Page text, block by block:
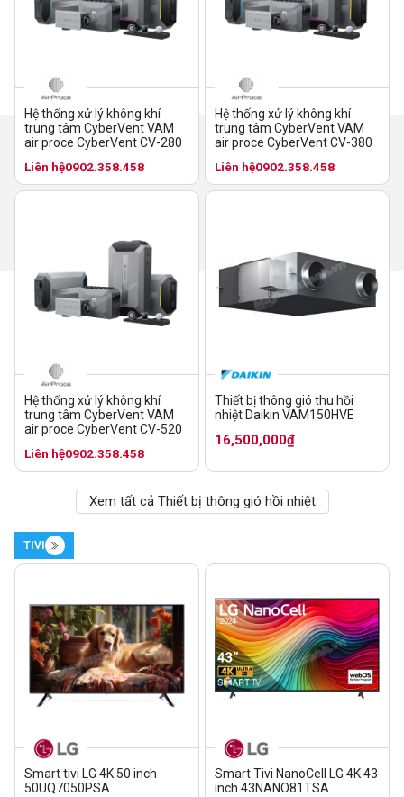
Hệ thống xử lý không khí
trung tâm CyberVent VAM
air proce CyberVent CV-280
Liên hệ0902.358.458
Hệ thống xử lý không khí
trung tâm CyberVent VAM
air proce CyberVent CV-380
Liên hệ0902.358.458
Hệ thống xử lý không khí
trung tâm CyberVent VAM
air proce CyberVent CV-520
Liên hệ0902.358.458
Thiết bị thông gió thu hồi
nhiệt Daikin VAM150HVE
16,500,000₫
Xem tất cả Thiết bị thông gió hồi nhiệt
TIVI
Smart tivi LG 4K 50 inch
50UQ7050PSA
Smart Tivi NanoCell LG 4K 43
inch 43NANO81TSA